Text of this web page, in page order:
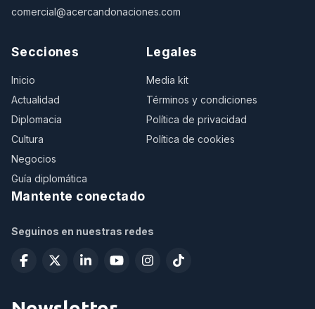
comercial@acercandonaciones.com
Secciones
Inicio
Actualidad
Diplomacia
Cultura
Negocios
Guía diplomática
Legales
Media kit
Términos y condiciones
Política de privacidad
Política de cookies
Mantente conectado
Seguinos en nuestras redes